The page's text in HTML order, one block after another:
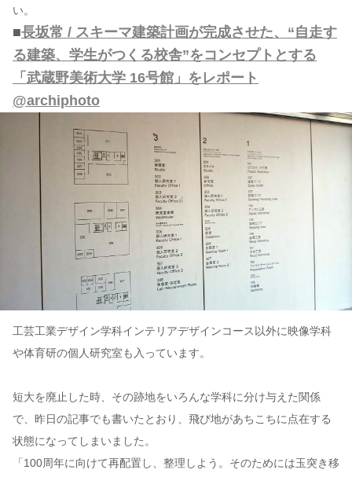
い。
■長坂常 / スキーマ建築計画が完成させた、“自走す
る建築、学生がつくる校舎”をコンセプトとする
「武蔵野美術大学 16号館」をレポート
@archiphoto
工芸工業デザイン学科インテリアデザインコース以外に映像学科
や体育研の個人研究室も入っています。
短大を廃止した時、その跡地をいろんな学科に分け与えた関係
で、昨日の記事でも書いたとおり、飛び地があちこちに点在する
状態になってしまいました。
「100周年に向けて再配置し、整理しよう。そのためには玉突き移